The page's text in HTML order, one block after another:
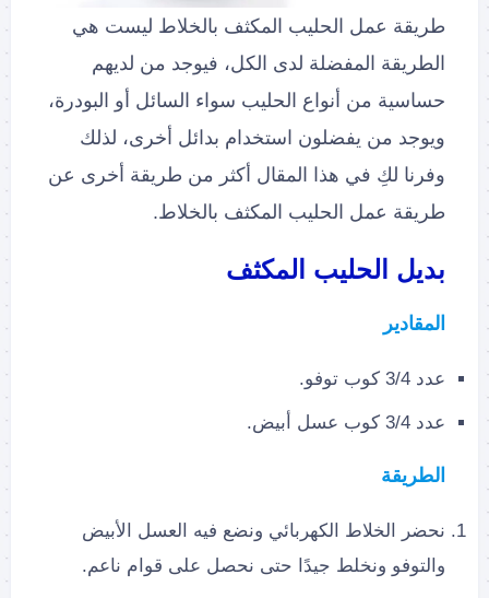
طريقة عمل الحليب المكثف بالخلاط ليست هي
الطريقة المفضلة لدى الكل، فيوجد من لديهم
حساسية من أنواع الحليب سواء السائل أو البودرة،
ويوجد من يفضلون استخدام بدائل أخرى، لذلك
وفرنا لكِ في هذا المقال أكثر من طريقة أخرى عن
طريقة عمل الحليب المكثف بالخلاط.
بديل الحليب المكثف
المقادير
عدد 3/4 كوب توفو.
عدد 3/4 كوب عسل أبيض.
الطريقة
نحضر الخلاط الكهربائي ونضع فيه العسل الأبيض
والتوفو ونخلط جيدًا حتى نحصل على قوام ناعم.